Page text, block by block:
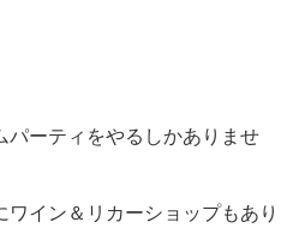
パーティをやるしかありませ
イン＆リカーショップもあり